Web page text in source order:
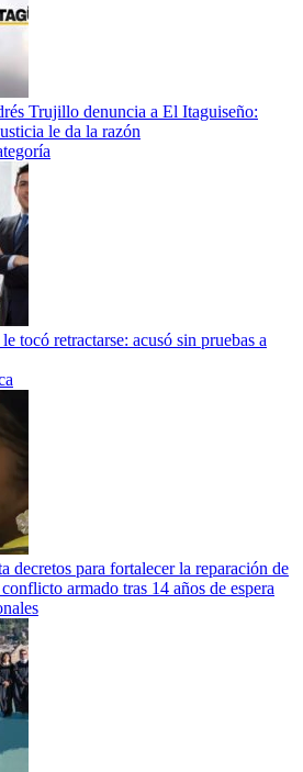
Trujillo denuncia a El Itaguiseño:
le da la razón
tocó retractarse: acusó sin pruebas a
decretos para fortalecer la reparación de
armado tras 14 años de espera